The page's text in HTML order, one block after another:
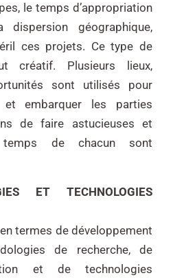
le temps d’appropriation
géographique,
ces projets. Ce type de
créatif. Plusieurs lieux,
sont utilisés pour
et embarquer les parties
de faire astucieuses et
temps de chacun sont
ET TECHNOLOGIES
termes de développement
de recherche, de
et de technologies